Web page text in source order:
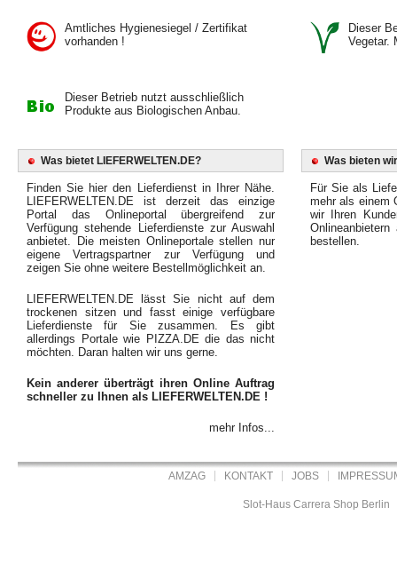
Amtliches Hygienesiegel / Zertifikat
vorhanden !
Dieser
Vegetar.
Dieser Betrieb nutzt ausschließlich
Produkte aus Biologischen Anbau.
Was bietet LIEFERWELTEN.DE?
Finden Sie hier den Lieferdienst in Ihrer Nähe.
LIEFERWELTEN.DE ist derzeit das einzige
Portal das Onlineportal übergreifend zur
Verfügung stehende Lieferdienste zur Auswahl
anbietet. Die meisten Onlineportale stellen nur
eigene Vertragspartner zur Verfügung und
zeigen Sie ohne weitere Bestellmöglichkeit an.
LIEFERWELTEN.DE lässt Sie nicht auf dem
trockenen sitzen und fasst einige verfügbare
Lieferdienste für Sie zusammen. Es gibt
allerdings Portale wie PIZZA.DE die das nicht
möchten. Daran halten wir uns gerne.
Kein anderer überträgt ihren Online Auftrag
schneller zu Ihnen als LIEFERWELTEN.DE !
mehr Infos...
Was bieten
Für Sie als
mehr als einem
wir Ihren
bestellen.
AMZAG KONTAKT JOBS
Slot-Haus Carrera Shop Berlin